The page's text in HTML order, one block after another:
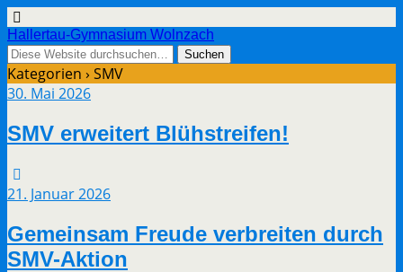
Hallertau-Gymnasium Wolnzach
Kategorien › SMV
30. Mai 2026
SMV erweitert Blühstreifen!
21. Januar 2026
Gemeinsam Freude verbreiten durch
SMV-Aktion